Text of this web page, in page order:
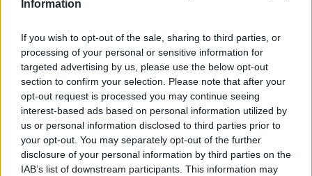
Information
If you wish to opt-out of the sale, sharing to third parties, or
processing of your personal or sensitive information for
targeted advertising by us, please use the below opt-out
section to confirm your selection. Please note that after your
opt-out request is processed you may continue seeing
interest-based ads based on personal information utilized by
us or personal information disclosed to third parties prior to
your opt-out. You may separately opt-out of the further
disclosure of your personal information by third parties on the
IAB’s list of downstream participants. This information may